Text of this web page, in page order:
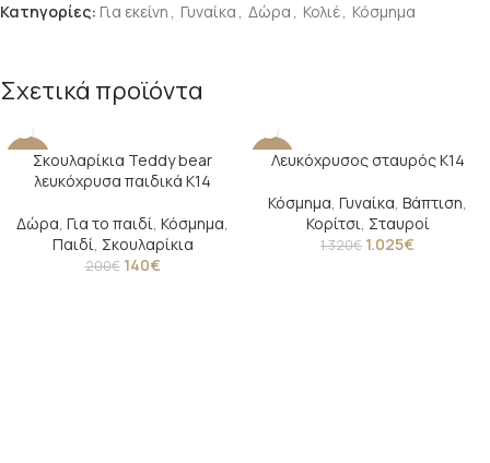
Κατηγορίες: Για εκείνη , Γυναίκα , Δώρα , Κολιέ, Κόσμημα
Σχετικά προϊόντα
-30%Σκουλαρίκια Teddy bear
λευκόχρυσα παιδικά Κ14
Δώρα, Για το παιδί, Κόσμημα,
Παιδί, Σκουλαρίκια
200€ 140€
-22%
Λευκόχρυσος σταυρός Κ14
Κόσμημα, Γυναίκα, Βάπτιση,
Κορίτσι, Σταυροί
1.320€ 1.025€